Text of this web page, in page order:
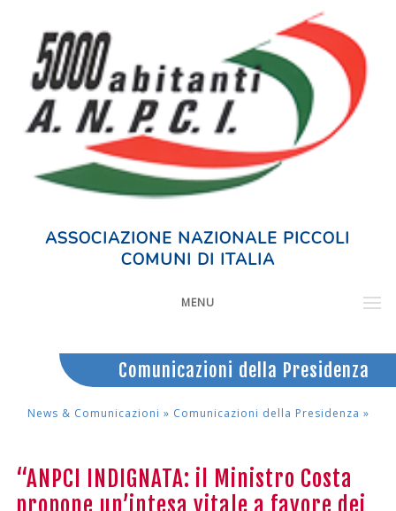
ASSOCIAZIONE NAZIONALE PICCOLI
COMUNI DI ITALIA
MENU
Comunicazioni della Presidenza
News & Comunicazioni » Comunicazioni della Presidenza »
“ANPCI INDIGNATA: il Ministro Costa
propone un’intesa vitale a favore dei